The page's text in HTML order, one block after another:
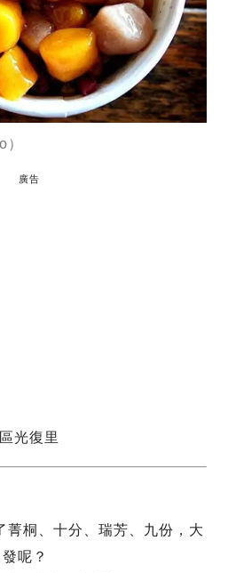
廣告
光復里
桐、十分、瑞芳、九份，大
呢？